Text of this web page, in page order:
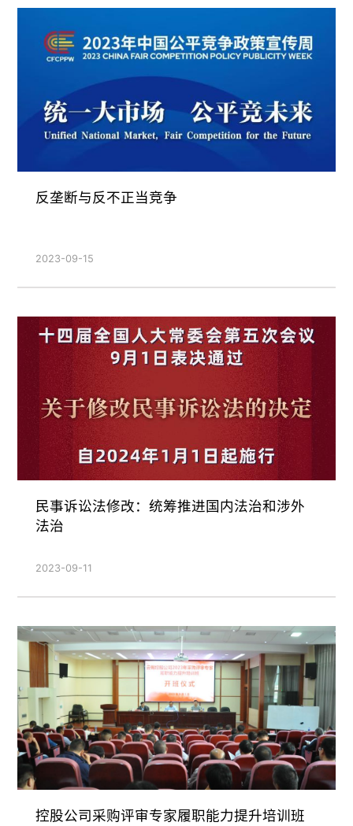
反垄断与反不正当竞争
2023-09-15
民事诉讼法修改：统筹推进国内法治和涉外
法治
2023-09-11
控股公司采购评审专家履职能力提升培训班